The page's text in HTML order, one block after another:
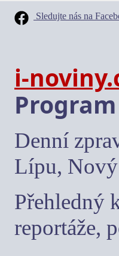
Sledujte nás na
i-
Denní
Lípu, Nový
Přehledný
reportáže,